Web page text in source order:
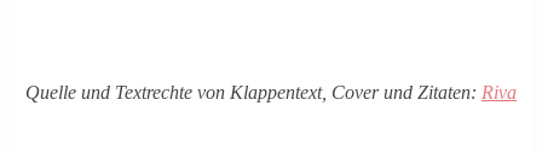
Quelle und Textrechte von Klappentext, Cover und Zitaten: Riva